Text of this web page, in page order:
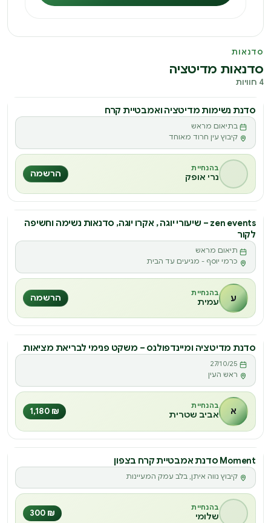
סדנאות
סדנאות מדיטציה
4 חוויות
סדנת נשימות מדיטציה ואמבטיית קרח
בתיאום מראש
קיבוץ עין חרוד מאוחד
בהנחיית
נרי אופק הרשמה
סדנה
Z
zen events – שיעורי יוגה , אקרו יוגה, סדנאות נשימה וחשיפה
לקור
תיאום מראש
כרמי יוסף - מגיעים עד הבית
ע בהנחיית
עמית הרשמה
סדנה
ס
סדנת מדיטציה ומיינדפולנס – משקט פנימי לבריאת מציאות
27/10/25
ראש העין
א בהנחיית
אביב שטרית ₪ 1,180
סדנה
M
Moment סדנת אמבטיית קרח בצפון
קיבוץ נווה איתן, בלב עמק המעיינות
בהנחיית
שלומי ₪ 300